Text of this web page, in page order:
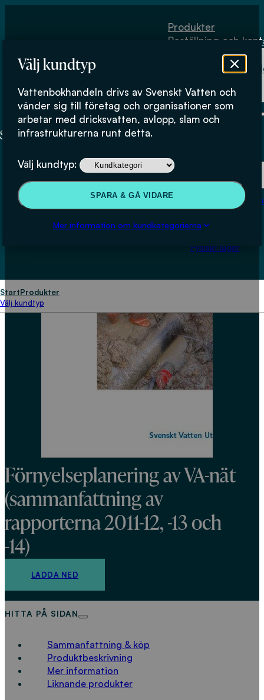
Välj kundtyp
Vattenbokhandeln drivs av Svenskt Vatten och
vänder sig till företag och organisationer som
arbetar med dricksvatten, avlopp, slam och
infrastrukturerna runt detta.
Välj kundtyp:
SPARA & GÅ VIDARE
Mer information om kundkategorierna
Produkter
Beställning och
Fysiskt lager
Beställning och kontakt
Om
Köpvillkor
Fysiskt lager
StartProdukter
Välj kundtyp
Förnyelseplanering av VA-nät
(sammanfattning av
rapporterna 2011-12, -13 och
-14)
LADDA NED
HITTA PÅ SIDAN
Sammanfattning & köp
Produktbeskrivning
Mer information
Liknande produkter